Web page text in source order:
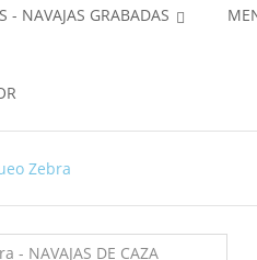
- NAVAJAS GRABADAS
Zebra